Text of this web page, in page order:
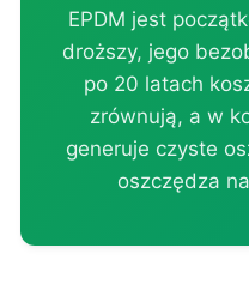
EPDM jest
droższy, jego
po 20 latach
zrównują, a w
generuje czyste
oszczędza